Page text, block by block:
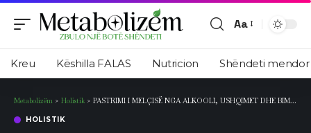
Ndryshimi
i
madhësisë
shkronjave
Aa
Kreu Këshilla FALAS Nutricion Shëndeti mendor
Metabolizëm > Holistik > PASTRIMI I MELÇISË NGA ALKOOLI, USHQIMET DHE BIMËT QË RIPAROJNË DËMIN
HOLISTIK